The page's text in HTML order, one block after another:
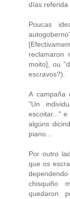
días referida
Poucas
reclamaron
moito], ou
escravos?).
A campaña
"Un
escoitar..."
algúns
piano...
Por outro
que os
chisquiño
quedaron